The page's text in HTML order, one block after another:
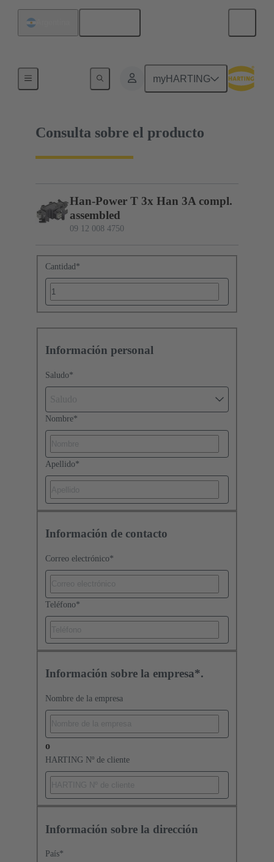
myHARTING
09 12 008 4750
Consulta sobre el producto
Han-Power T 3x Han 3A compl.
assembled
09 12 008 4750
Cantidad*
Información personal
Saludo*
Nombre*
Apellido*
Información de contacto
Correo electrónico*
Teléfono*
Información sobre la empresa*.
Nombre de la empresa
o
HARTING Nº de cliente
Información sobre la dirección
País*